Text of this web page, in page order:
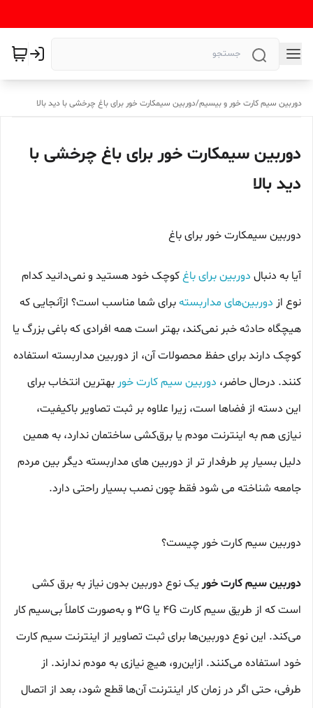
دوربین سیم کارت خور و بیسیم/دوربین سیمکارت خور برای باغ چرخشی با دید بالا
دوربین سیمکارت خور برای باغ چرخشی با
دید بالا
دوربین سیمکارت خور برای باغ
آیا به‌ دنبال دوربین برای باغکوچک خود هستید و نمی‌دانید کدام
نوع از دوربین‌های مداربستهبرای شما مناسب است؟ ازآنجایی‌ که
هیچگاه حادثه خبر نمی‌کند، بهتر است همه افرادی که باغی بزرگ یا
کوچک دارند برای حفظ محصولات آن، از دوربین مداربسته استفاده
کنند. درحال حاضر، دوربین سیم کارت خور بهترین انتخاب برای
این دسته از فضاها است، زیرا علاوه‌ بر ثبت تصاویر باکیفیت،
نیازی هم به اینترنت مودم یا برق‌کشی ساختمان ندارد، به همین
دلیل بسیار پر طرفدار تر از دوربین های مداربسته دیگر بین مردم
جامعه شناخته می شود فقط چون نصب بسیار راحتی دارد.
دوربین سیم کارت خور چیست؟
دوربین سیم کارت خوریک نوع دوربین بدون نیاز به برق‌ کشی
است که از طریق سیم‌ کارت 4G یا 3G و به‌صورت کاملاً بی‌سیم کار
می‌کند. این نوع دوربین‌ها برای ثبت تصاویر از اینترنت سیم کارت
خود استفاده می‌کنند. ازاین‌رو، هیچ نیازی به مودم ندارند. از
طرفی، حتی اگر در زمان کار اینترنت آن‌ها قطع شود، بعد از اتصال